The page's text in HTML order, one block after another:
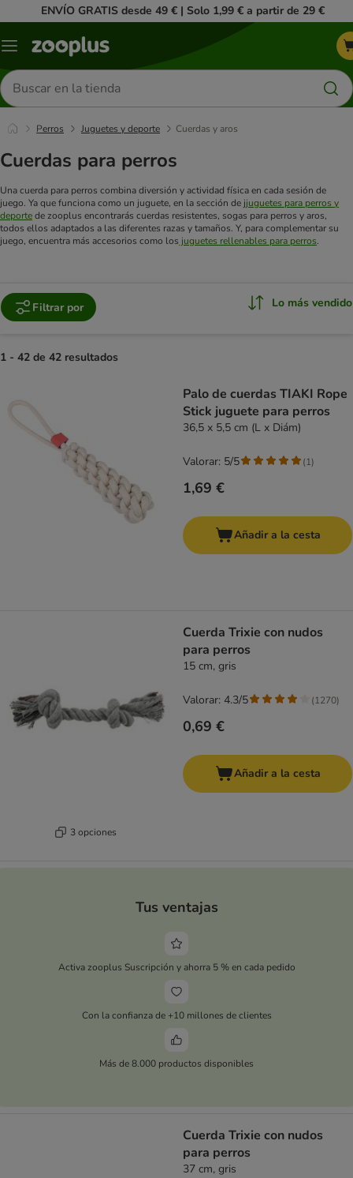
ENVÍO GRATIS desde 49 € | Solo 1,99 € a partir de 29 €
Menú
Buscar
productos
Perros Juguetes y deporte Cuerdas y aros
Cuerdas para perros
Una cuerda para perros combina diversión y actividad física en cada sesión de
juego. Ya que funciona como un juguete, en la sección de jjuguetes para perros y
deportede zooplus encontrarás cuerdas resistentes, sogas para perros y aros,
todos ellos adaptados a las diferentes razas y tamaños. Y, para complementar su
juego, encuentra más accesorios como los juguetes rellenables para perros.
Filtrar por Lo más vendido
1 - 42 de 42 resultados
Palo de cuerdas TIAKI Rope
Stick juguete para perros
36,5 x 5,5 cm (L x Diám)
1,69 €
Valorar: 5/5 (1)
Añadir a la cesta
3 opciones
Cuerda Trixie con nudos
para perros
15 cm, gris
0,69 €
Valorar: 4.3/5 (1270)
Añadir a la cesta
Tus ventajas
Activa zooplus Suscripción y ahorra 5 % en cada pedido
Con la confianza de +10 millones de clientes
Más de 8.000 productos disponibles
Cuerda Trixie con nudos
para perros
37 cm, gris